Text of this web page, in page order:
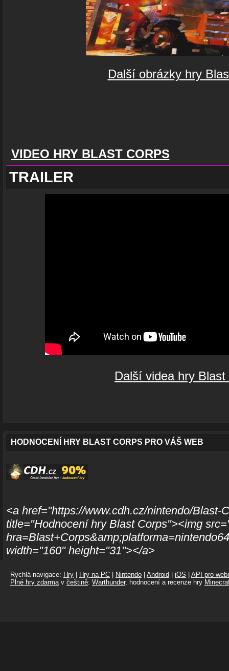
Další obrázky hry
VIDEO HRY BLAST CORPS
TRAILER
Další videa hry Blast
HODNOCENÍ HRY BLAST CORPS PRO VÁŠ WEB
<a href="https://www.cdh.cz/nintendo/Blast-
title="Hodnocení hry Blast Corps"><img
width="160" height="31"></a>
Rychlá navigace: Hry Hry na PC Nintendo Android iOS
API pro
Plné hry zdarmav češtině: Warthunder, hodnocení a recenze hry